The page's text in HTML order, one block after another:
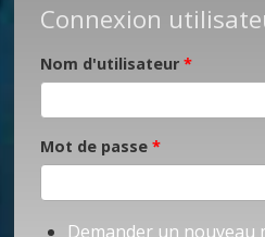
Connexion
Nom d'utilisateur*
Mot de passe*
Demander un nouveau